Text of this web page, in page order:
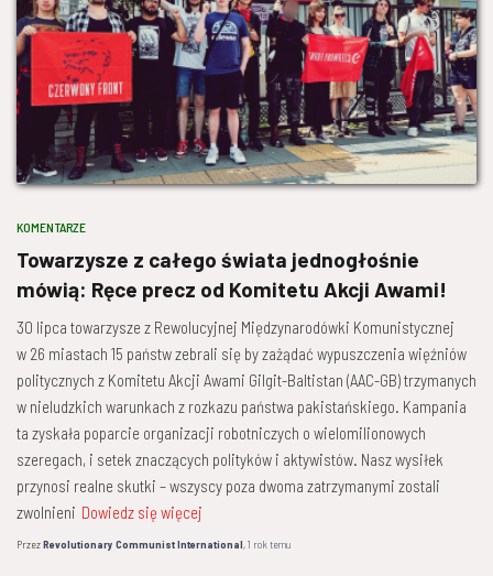
KOMENTARZE
Towarzysze z całego świata jednogłośnie
mówią: Ręce precz od Komitetu Akcji Awami!
30 lipca towarzysze z Rewolucyjnej Międzynarodówki Komunistycznej
w 26 miastach 15 państw zebrali się by zażądać wypuszczenia więźniów
politycznych z Komitetu Akcji Awami Gilgit-Baltistan (AAC-GB) trzymanych
w nieludzkich warunkach z rozkazu państwa pakistańskiego. Kampania
ta zyskała poparcie organizacji robotniczych o wielomilionowych
szeregach, i setek znaczących polityków i aktywistów. Nasz wysiłek
przynosi realne skutki – wszyscy poza dwoma zatrzymanymi zostali
zwolnieni Dowiedz się więcej
PrzezRevolutionary Communist International,1 rok temu